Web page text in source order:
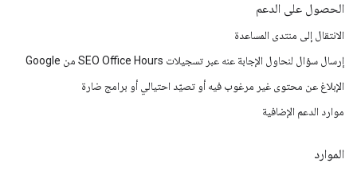
الحصول على الدعم
الانتقال إلى منتدى المساعدة
إرسال سؤال لنحاول الإجابة عنه عبر تسجيلات SEO Office Hours من Google
الإبلاغ عن محتوى غير مرغوب فيه أو تصيّد احتيالي أو برامج ضارة
موارد الدعم الإضافية
الموارد